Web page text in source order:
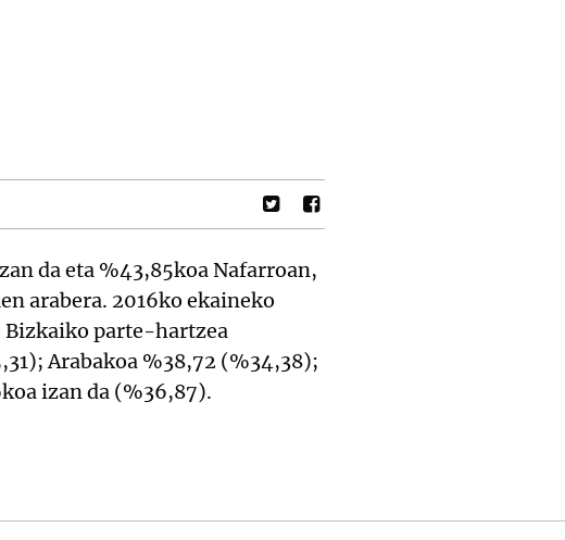
da eta %43,85koa Nafarroan,
arabera. 2016ko ekaineko
Bizkaiko parte-hartzea
Arabakoa %38,72 (%34,38);
izan da (%36,87).